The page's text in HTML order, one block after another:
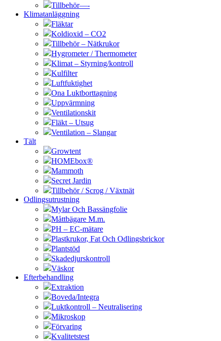
Tillbehör—-
Klimatanläggning
Fläktar
Koldioxid – CO2
Tillbehör – Nätkrukor
Hygrometer / Thermometer
Klimat – Styrning/kontroll
Kulfilter
Luftfuktighet
Ona Luktborttagning
Uppvärmning
Ventilationskit
Fläkt – Utsug
Ventilation – Slangar
Tält
Growtent
HOMEbox®
Mammoth
Secret Jardin
Tillbehör / Scrog / Växtnät
Odlingsutrustning
Mylar Och Bassängfolie
Måttbägare M.m.
PH – EC-mätare
Plastkrukor, Fat Och Odlingsbrickor
Plantstöd
Skadedjurskontroll
Väskor
Efterbehandling
Extraktion
Boveda/Integra
Luktkontroll – Neutralisering
Mikroskop
Förvaring
Kvalitetstest